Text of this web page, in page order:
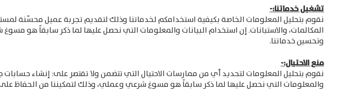
تشغيل خدماتنا:-
نقوم بتحليل المعلومات الخاصة بكيفية استخدامكم لخدماتنا وذلك لتقديم تجربة عميل محسّنة
المكالمات، والاستبانات. إن استخدام البيانات والمعلومات التي نحصل عليها لما ذكر سابقاً هو
وتحسين خدماتنا.
منع الاحتيال:-
نقوم بتحليل المعلومات لتحديد أي من ممارسات الاحتيال التي تتضمن ولا تقتصر على: إنشاء
والمعلومات التي نحصل عليها لما ذكر سابقاً هو مسوغ شرعي وعملي، وذلك لتمكيننا من الحفاظ